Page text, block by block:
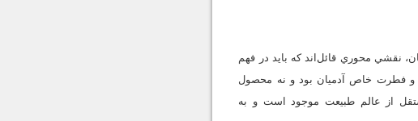
نقشي محوري قائل‌اند كه بايد در فهم
و فطرت خاص آدميان بود و نه محصول
از عالم طبيعت موجود است و به